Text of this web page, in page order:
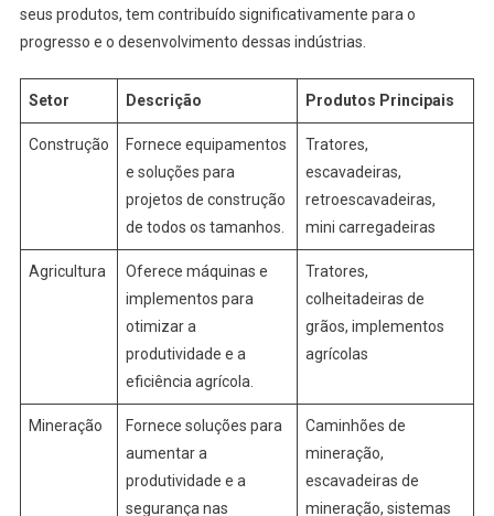
seus produtos, tem contribuído significativamente para o
progresso e o desenvolvimento dessas indústrias.
Setor Descrição Produtos Principais
Construção
Fornece equipamentos
e soluções para
projetos de construção
de todos os tamanhos.
Tratores,
escavadeiras,
retroescavadeiras,
mini carregadeiras
Agricultura
Oferece máquinas e
implementos para
otimizar a
produtividade e a
eficiência agrícola.
Tratores,
colheitadeiras de
grãos, implementos
agrícolas
Mineração
Fornece soluções para
aumentar a
produtividade e a
segurança nas
Caminhões de
mineração,
escavadeiras de
mineração, sistemas